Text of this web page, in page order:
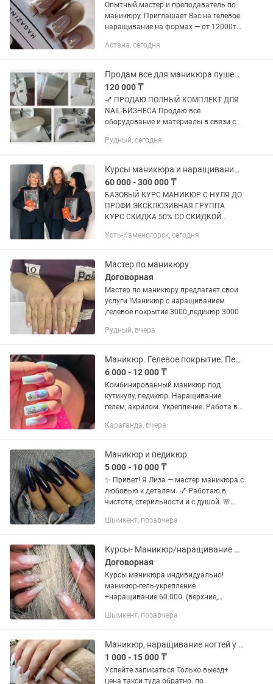
Опытный мастер и преподаватель по
маникюру. Приглашает Вас на гелевое
наращивание на формах — от 12000тг.
дизайн ногтей. Все качественно.
Астана, сегодня
Продам все для маникюра пушеры, фрезы, лаки и гели
120 000 ₸
💅 ПРОДАЮ ПОЛНЫЙ КОМПЛЕКТ ДЛЯ
NAIL-БИЗНЕСА Продаю всё
оборудование и материалы в связи с
вариант для мастера, который хочет
всё...
Рудный, сегодня
Курсы маникюра и наращивания ногтей
60 000 - 300 000 ₸
БАЗОВЫЙ КУРС МАНИКЮР С НУЛЯ ДО
ПРОФИ ЭКСКЛЮЗИВНАЯ ГРУППА
КУРС СКИДКА 50% СО СКИДКОЙ
предзапись учеников идёт. Даты курса
уже...
Усть-Каменогорск, сегодня
Мастер по маникюру
Договорная
Мастер по маникюру предлагает свои
услуги !Маникюр с наращиванием
,гелевое покрытие 3000,,педикюр 3000
Рудный, вчера
Маникюр. Гелевое покрытие. Педикюр.Майкудук
6 000 - 12 000 ₸
Комбинированный маникюр под
кутикулу, педикюр. Наращивание
гелем, акрилом. Укрепление. Работа в
Караганда, вчера
Маникюр и педикюр
5 000 - 10 000 ₸
✨ Привет! Я Лиза — мастер маникюра с
любовью к деталям. 💅 Работаю в
чистоте, стерильности и с душой. 🌸
ваш образ. 🕘 Принимаю с 10:00 до
Шымкент, позавчера
Курсы- Маникюр/наращивание ногтей, удаление папиломм,купероза
Договорная
Курсы маникюра индивидуально!
маникюр-гель-укрепление
+наращивание 60.000. (верхние,
укрепление 40.000 Маникюр 20.000
индивидуально,...
Шымкент, позавчера
Маникюр, наращивание ногтей у себя дома и выезд
1 000 - 15 000 ₸
Успейте записаться Только выезд+
цена такси туда обратно. по